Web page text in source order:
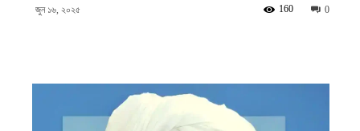
জুন ১৬, ২০২৫ 0
160